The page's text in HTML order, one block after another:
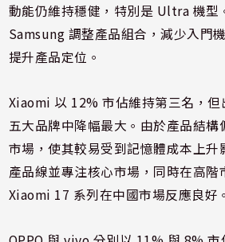
動能仍維持穩健，特別是 Ultra 機型
Samsung 調整產品組合，減少入門
提升產品定位。
Xiaomi 以 12% 市佔維持第三名，
五大品牌中降幅最大。由於產品結
市場，使其較易受到記憶體成本上升
產品線並專注核心市場，同時在高階
Xiaomi 17 系列在中國市場反應良好。